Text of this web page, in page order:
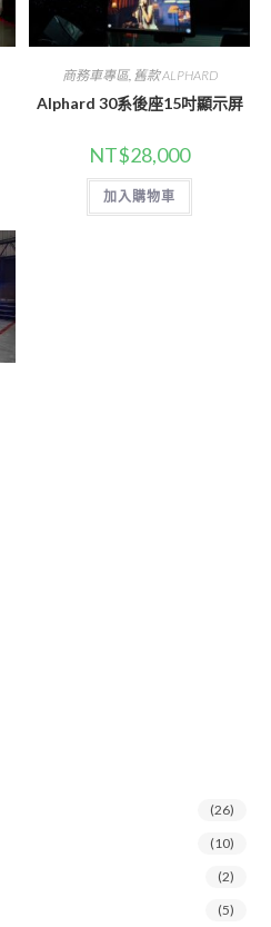
商務車專區, 舊款 ALPHARD
Alphard 30系後座15吋顯示屏
NT$28,000
加入購物車
(26)
(10)
(2)
(5)